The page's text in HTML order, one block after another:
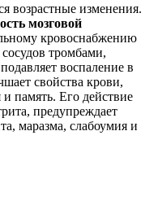
возрастные изменения.
мозговой
кровоснабжению
сосудов тромбами,
воспаление в
свойства крови,
память. Его действие
предупреждает
маразма, слабоумия и